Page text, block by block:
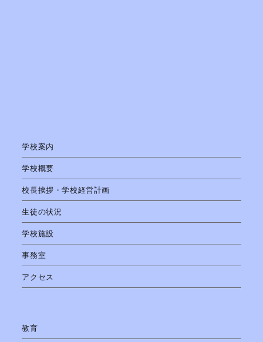
学校案内
学校概要
校長挨拶・学校経営計画
生徒の状況
学校施設
事務室
アクセス
教育